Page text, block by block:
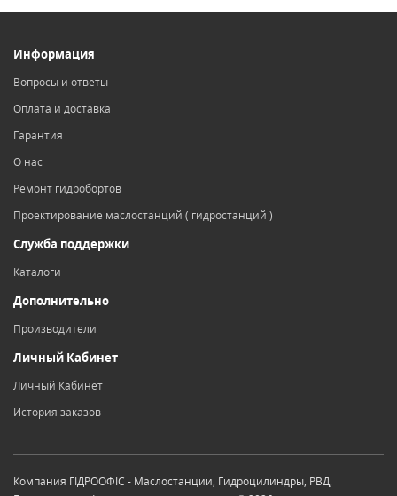
Информация
Вопросы и ответы
Оплата и доставка
Гарантия
О нас
Ремонт гидробортов
Проектирование маслостанций ( гидростанций )
Служба поддержки
Каталоги
Дополнительно
Производители
Личный Кабинет
Личный Кабинет
История заказов
Компания ГІДРООФІС - Маслостанции, Гидроцилиндры, РВД,